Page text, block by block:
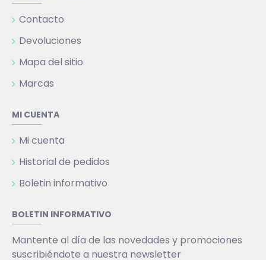
Contacto
Devoluciones
Mapa del sitio
Marcas
MI CUENTA
Mi cuenta
Historial de pedidos
Boletin informativo
BOLETIN INFORMATIVO
Mantente al día de las novedades y promociones
suscribiéndote a nuestra newsletter